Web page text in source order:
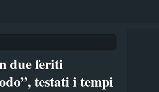
due feriti
testati i tempi